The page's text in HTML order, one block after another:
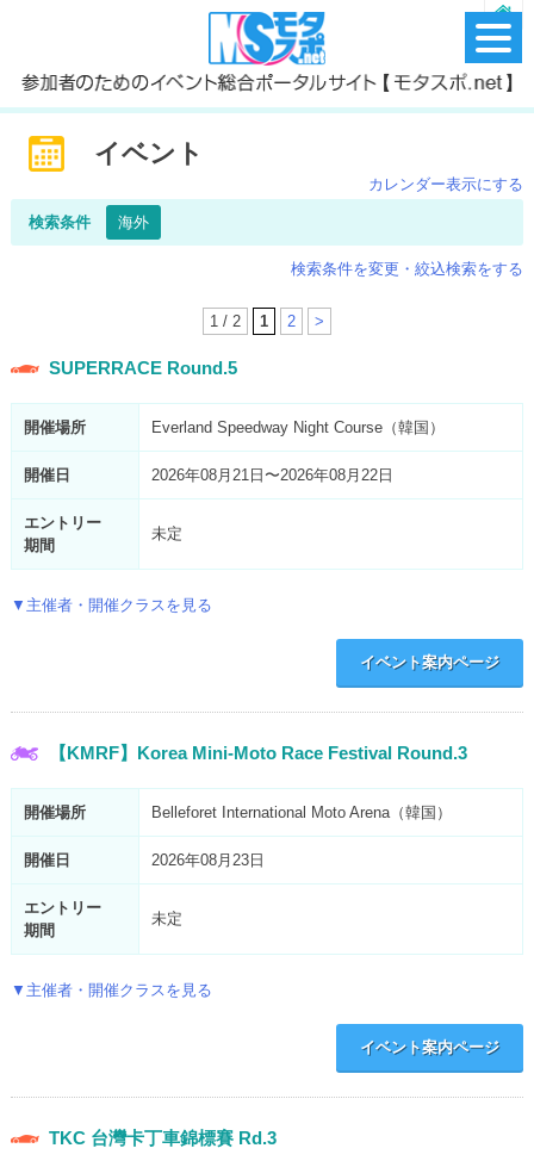
イベント
カレンダー表示にする
検索条件 海外
検索条件を変更・絞込検索をする
1 / 2 1 2 >
SUPERRACE Round.5
開催場所 Everland Speedway Night Course（韓国）
開催日 2026年08月21日〜2026年08月22日
エントリー
期間
未定
▼主催者・開催クラスを見る
イベント案内ページ
【KMRF】Korea Mini-Moto Race Festival Round.3
開催場所 Belleforet International Moto Arena（韓国）
開催日 2026年08月23日
エントリー
期間
未定
▼主催者・開催クラスを見る
イベント案内ページ
TKC 台灣卡丁車錦標賽 Rd.3